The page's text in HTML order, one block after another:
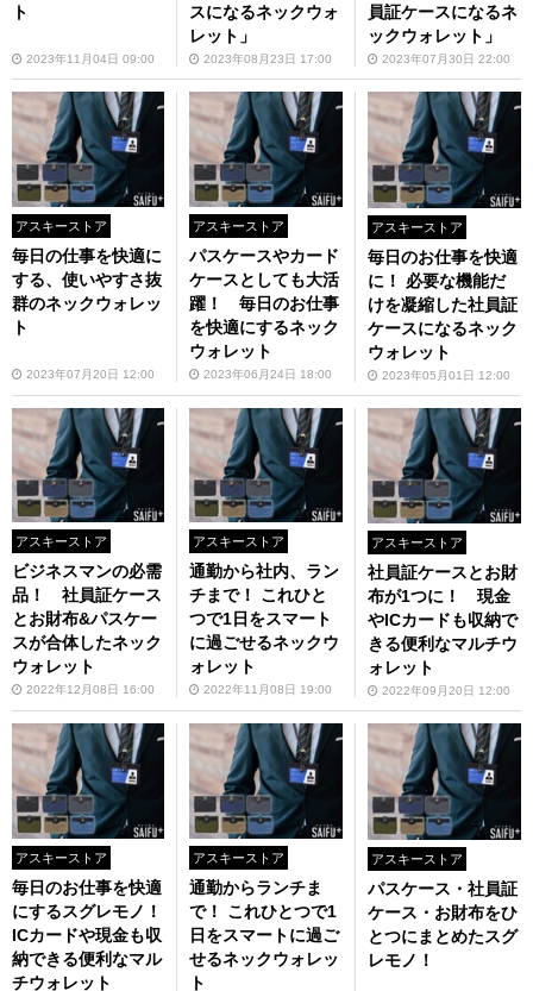
ト
2023年11月04日 09:00
スになるネックウォ
レット」
2023年08月23日 17:00
員証ケースになるネ
ックウォレット」
2023年07月30日 22:00
アスキーストア
毎日の仕事を快適に
する、使いやすさ抜
群のネックウォレッ
ト
2023年07月20日 12:00
アスキーストア
パスケースやカード
ケースとしても大活
躍！ 毎日のお仕事
を快適にするネック
ウォレット
2023年06月24日 18:00
アスキーストア
毎日のお仕事を快適
に！ 必要な機能だ
けを凝縮した社員証
ケースになるネック
ウォレット
2023年05月01日 12:00
アスキーストア
ビジネスマンの必需
品！ 社員証ケース
とお財布&パスケー
スが合体したネック
ウォレット
2022年12月08日 16:00
アスキーストア
通勤から社内、ラン
チまで！ これひと
つで1日をスマート
に過ごせるネックウ
ォレット
2022年11月08日 19:00
アスキーストア
社員証ケースとお財
布が1つに！ 現金
やICカードも収納で
きる便利なマルチウ
ォレット
2022年09月20日 12:00
アスキーストア
毎日のお仕事を快適
にするスグレモノ！
ICカードや現金も収
納できる便利なマル
チウォレット
アスキーストア
通勤からランチま
で！ これひとつで1
日をスマートに過ご
せるネックウォレッ
ト
アスキーストア
パスケース・社員証
ケース・お財布をひ
とつにまとめたスグ
レモノ！